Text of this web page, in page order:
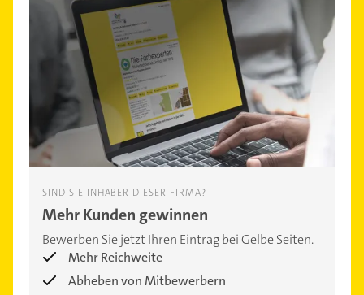
SIND SIE INHABER DIESER FIRMA?
Mehr Kunden gewinnen
Bewerben Sie jetzt Ihren Eintrag bei Gelbe Seiten.
Mehr Reichweite
Abheben von Mitbewerbern